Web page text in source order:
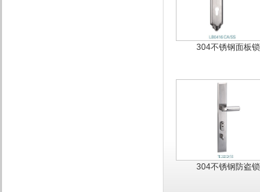
304不锈钢面板锁
304不锈钢防盗锁